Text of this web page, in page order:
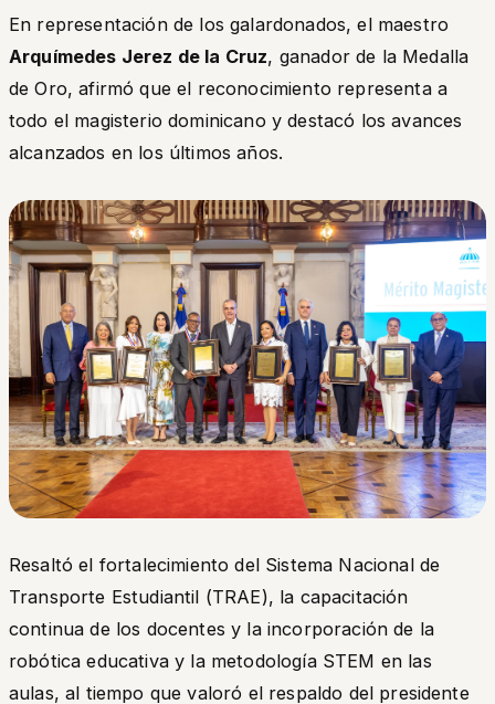
En representación de los galardonados, el maestro
Arquímedes Jerez de la Cruz, ganador de la Medalla
de Oro, afirmó que el reconocimiento representa a
todo el magisterio dominicano y destacó los avances
alcanzados en los últimos años.
Resaltó el fortalecimiento del Sistema Nacional de
Transporte Estudiantil (TRAE), la capacitación
continua de los docentes y la incorporación de la
robótica educativa y la metodología STEM en las
aulas, al tiempo que valoró el respaldo del presidente